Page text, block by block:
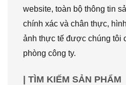
website, toàn bộ thông tin
chính xác và chân thực,
ảnh thực tế được chúng tôi
phòng công ty.
| TÌM KIẾM SẢN PHẨM